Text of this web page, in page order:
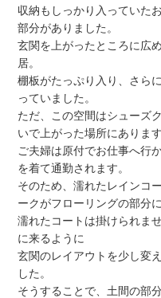
収納もしっかり入っていた
部分がありました。
玄関を上がったところに広
居。
棚板がたっぷり入り、さら
っていました。
ただ、この空間はシューズ
いで上がった場所にあります
ご夫婦は原付でお仕事へ行
を着て通勤されます。
そのため、濡れたレインコ
ークがフローリングの部分
濡れたコートは掛けられま
に来るように
玄関のレイアウトを少し変
した。
そうすることで、土間の部